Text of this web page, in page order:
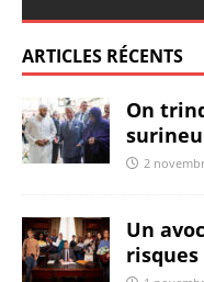
ARTICLES RÉCENTS
On
2
Un